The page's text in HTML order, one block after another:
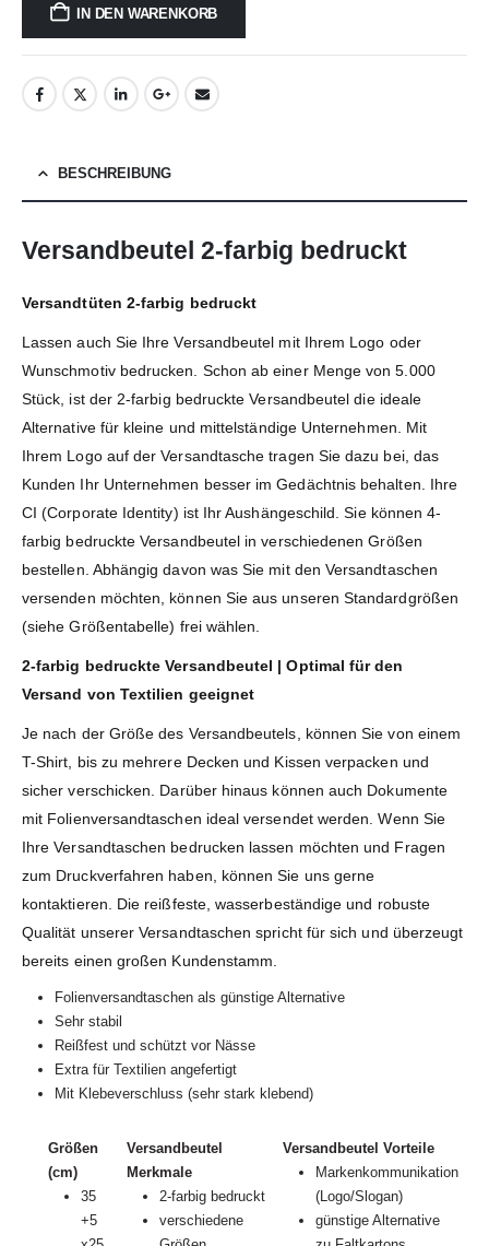
IN DEN WARENKORB
BESCHREIBUNG
Versandbeutel 2-farbig bedruckt
Versandtüten 2-farbig bedruckt
Lassen auch Sie Ihre Versandbeutel mit Ihrem Logo oder
Wunschmotiv bedrucken. Schon ab einer Menge von 5.000
Stück, ist der 2-farbig bedruckte Versandbeutel die ideale
Alternative für kleine und mittelständige Unternehmen. Mit
Ihrem Logo auf der Versandtasche tragen Sie dazu bei, das
Kunden Ihr Unternehmen besser im Gedächtnis behalten. Ihre
CI (Corporate Identity) ist Ihr Aushängeschild. Sie können 4-
farbig bedruckte Versandbeutel in verschiedenen Größen
bestellen. Abhängig davon was Sie mit den Versandtaschen
versenden möchten, können Sie aus unseren Standardgrößen
(siehe Größentabelle) frei wählen.
2-farbig bedruckte Versandbeutel | Optimal für den
Versand von Textilien geeignet
Je nach der Größe des Versandbeutels, können Sie von einem
T-Shirt, bis zu mehrere Decken und Kissen verpacken und
sicher verschicken. Darüber hinaus können auch Dokumente
mit Folienversandtaschen ideal versendet werden. Wenn Sie
Ihre Versandtaschen bedrucken lassen möchten und Fragen
zum Druckverfahren haben, können Sie uns gerne
kontaktieren. Die reißfeste, wasserbeständige und robuste
Qualität unserer Versandtaschen spricht für sich und überzeugt
bereits einen großen Kundenstamm.
Folienversandtaschen als günstige Alternative
Sehr stabil
Reißfest und schützt vor Nässe
Extra für Textilien angefertigt
Mit Klebeverschluss (sehr stark klebend)
Größen
(cm)
35
+5
Versandbeutel
Merkmale
2-farbig bedruckt
verschiedene
Versandbeutel Vorteile
Markenkommunikation
(Logo/Slogan)
günstige Alternative